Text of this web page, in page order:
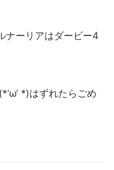
ーリアはダービー4
*)はずれたらごめ